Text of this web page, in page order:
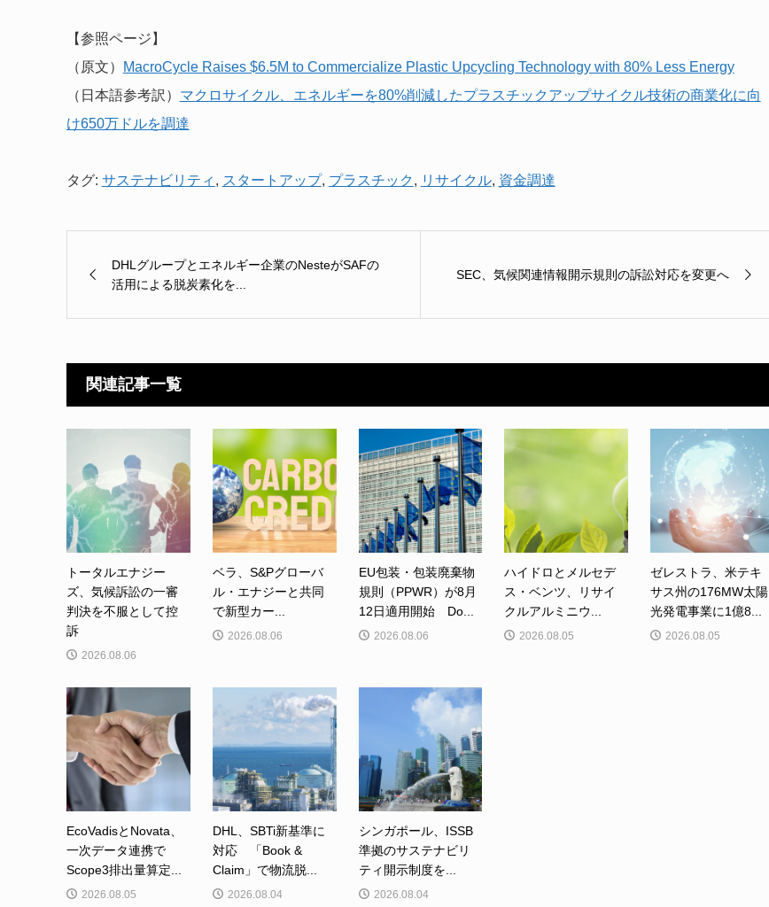
【参照ページ】
（原文）
MacroCycle Raises $6.5M to Commercialize Plastic Upcycling Technology with 80% Less Energy
（日本語参考訳） マクロサイクル、エネルギーを80%削減したプラスチックアップサイクル技術の商業化に向
け650万ドルを調達
タグ: サステナビリティ , スタートアップ, プラスチック , リサイクル, 資金調達
DHLグループとエネルギー企業のNesteがSAFの
活用による脱炭素化を...
SEC、気候関連情報開示規則の訴訟対応を変更へ
関連記事一覧
トータルエナジー
ズ、気候訴訟の一審
判決を不服として控
訴
2026.08.06
ベラ、S&Pグローバ
ル・エナジーと共同
で新型カー...
2026.08.06
EU包装・包装廃棄物
規則（PPWR）が8月
12日適用開始 Do...
2026.08.06
ハイドロとメルセデ
ス・ベンツ、リサイ
クルアルミニウ...
2026.08.05
ゼレストラ、米テキ
サス州の176MW太陽
光発電事業に1億8...
2026.08.05
EcoVadisとNovata、
一次データ連携で
Scope3排出量算定...
2026.08.05
DHL、SBTi新基準に
対応 「Book &
Claim」で物流脱...
2026.08.04
シンガポール、ISSB
準拠のサステナビリ
ティ開示制度を...
2026.08.04